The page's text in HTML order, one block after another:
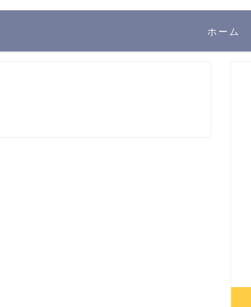
ホーム